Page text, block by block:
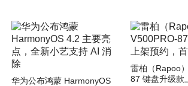
华为公布鸿蒙 HarmonyOS
雷柏（Rapoo
87 键盘升级款